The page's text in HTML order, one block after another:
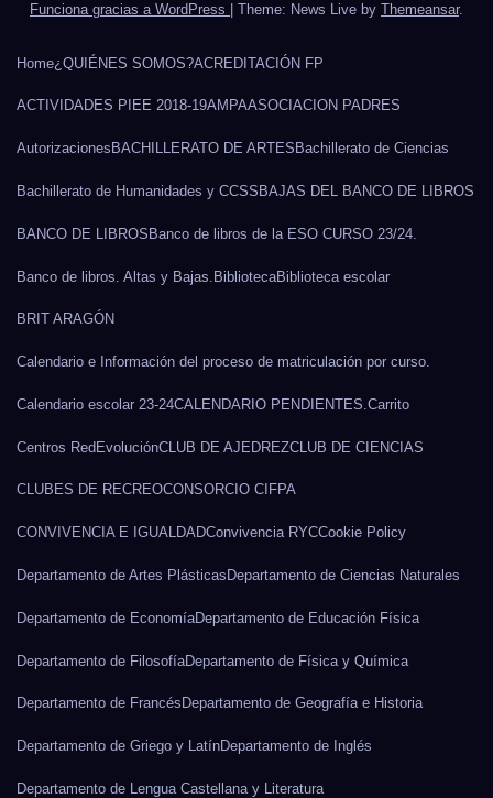
Funciona gracias a WordPress Theme: News Live by Themeansar.
Home¿QUIÉNES SOMOS?ACREDITACIÓN FP
ACTIVIDADES PIEE 2018-19AMPAASOCIACION PADRES
Autorizaciones BACHILLERATO DE ARTES Bachillerato de Ciencias
Bachillerato de Humanidades y CCSS BAJAS DEL BANCO DE LIBROS
BANCO DE LIBROS Banco de libros de la ESO CURSO 23/24.
Banco de libros. Altas y Bajas. BibliotecaBiblioteca escolar
BRIT ARAGÓN
Calendario e Información del proceso de matriculación por curso.
Calendario escolar 23-24CALENDARIO PENDIENTES. Carrito
Centros RedEvoluciónCLUB DE AJEDREZCLUB DE CIENCIAS
CLUBES DE RECREOCONSORCIO CIFPA
CONVIVENCIA E IGUALDADConvivencia RYCCookie Policy
Departamento de Artes Plásticas Departamento de Ciencias Naturales
Departamento de EconomíaDepartamento de Educación Física
Departamento de FilosofíaDepartamento de Física y Química
Departamento de Francés Departamento de Geografía e Historia
Departamento de Griego y LatínDepartamento de Inglés
Departamento de Lengua Castellana y Literatura